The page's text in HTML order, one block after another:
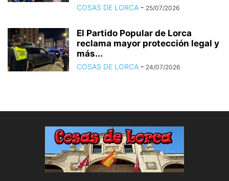
COSAS DE LORCA - 25/07/2026
El Partido Popular de Lorca
reclama mayor protección legal y
más...
COSAS DE LORCA - 24/07/2026